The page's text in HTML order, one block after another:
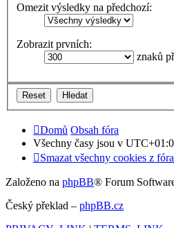
Omezit výsledky na předchozí:
Zobrazit prvních:
znaků
Domů Obsah fóra
Všechny časy jsou v
Smazat všechny cookies z fóra
Založeno na phpBB® Forum
Český překlad – phpBB.cz